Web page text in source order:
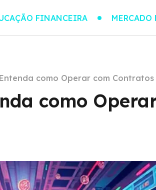
FINANCEIRA MERCADO
como Operar com
como